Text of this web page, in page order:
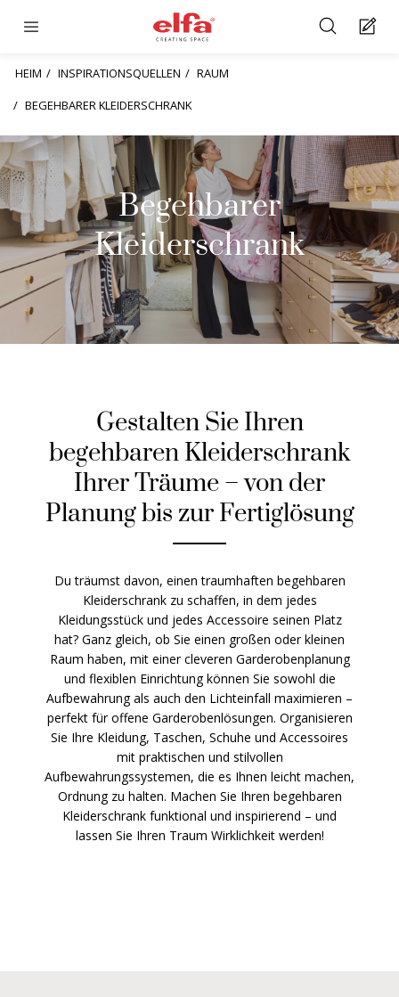
HEIM INSPIRATIONSQUELLEN
RAUM
BEGEHBARER KLEIDERSCHRANK
Begehbarer
Kleiderschrank
Gestalten Sie Ihren
begehbaren Kleiderschrank
Ihrer Träume – von der
Planung bis zur Fertiglösung
Du träumst davon, einen traumhaften begehbaren
Kleiderschrank zu schaffen, in dem jedes
Kleidungsstück und jedes Accessoire seinen Platz
hat? Ganz gleich, ob Sie einen großen oder kleinen
Raum haben, mit einer cleveren Garderobenplanung
und flexiblen Einrichtung können Sie sowohl die
Aufbewahrung als auch den Lichteinfall maximieren –
perfekt für offene Garderobenlösungen. Organisieren
Sie Ihre Kleidung, Taschen, Schuhe und Accessoires
mit praktischen und stilvollen
Aufbewahrungssystemen, die es Ihnen leicht machen,
Ordnung zu halten. Machen Sie Ihren begehbaren
Kleiderschrank funktional und inspirierend – und
lassen Sie Ihren Traum Wirklichkeit werden!